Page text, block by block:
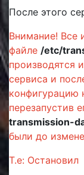
После этого
Внимание! Все
файле /etc/
производятся
сервиса и
конфигурацию
перезапустив
transmission-
были до
Т.е: Остановил